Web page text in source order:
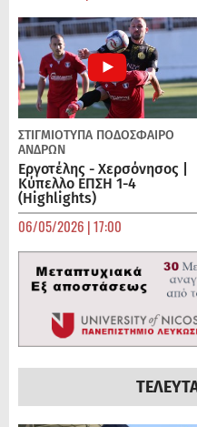
ΣΤΙΓΜΙΟΤΥΠΑ ΠΟΔΌΣΦΑΙΡΟ
ΑΝΔΡΏΝ
Εργοτέλης - Χερσόνησος |
Κύπελλο ΕΠΣΗ 1-4
(Highlights)
06/05/2026 | 17:00